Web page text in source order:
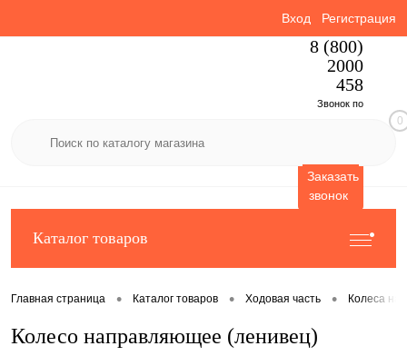
Вход Регистрация
8 (800)
2000
458
Звонок по
Заказать
звонок
0
Каталог товаров
Главная страница • Каталог товаров • Ходовая часть • Колеса
Колесо направляющее (ленивец)